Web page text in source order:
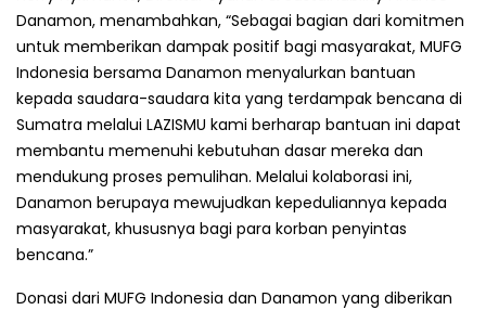
Danamon, menambahkan, “Sebagai bagian dari komitmen
untuk memberikan dampak positif bagi masyarakat, MUFG
Indonesia bersama Danamon menyalurkan bantuan
kepada saudara-saudara kita yang terdampak bencana di
Sumatra melalui LAZISMU kami berharap bantuan ini dapat
membantu memenuhi kebutuhan dasar mereka dan
mendukung proses pemulihan. Melalui kolaborasi ini,
Danamon berupaya mewujudkan kepeduliannya kepada
masyarakat, khususnya bagi para korban penyintas
bencana.”
Donasi dari MUFG Indonesia dan Danamon yang diberikan